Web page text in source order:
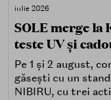
iulie 2026
SOLE merge la
teste UV și
Pe 1 și 2 august,
găsești cu un
NIBIRU, cu trei